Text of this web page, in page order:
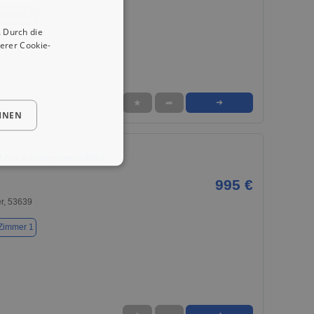
★ ➦ ➜
995 €
53639
1
die
Cookie-